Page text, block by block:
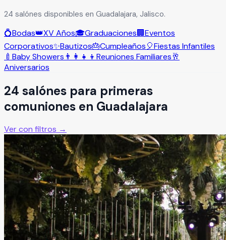
24 salónes disponibles en Guadalajara, Jalisco.
💍Bodas👑XV Años🎓Graduaciones🏢Eventos
Corporativos✨Bautizos🎂Cumpleaños🎈Fiestas Infantiles
🍼 Baby Showers 👨‍👩‍👧‍👦 Reuniones Familiares🥂
Aniversarios
24 salónes para primeras
comuniones en Guadalajara
Ver con filtros →